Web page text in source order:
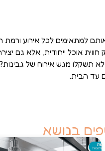
למתאימים לכל אירוע
אוכל ייחודית, אלא גם
מגש אירוח של
עד הבית.
בנושא